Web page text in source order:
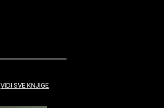
VIDI SVE KNJIGE